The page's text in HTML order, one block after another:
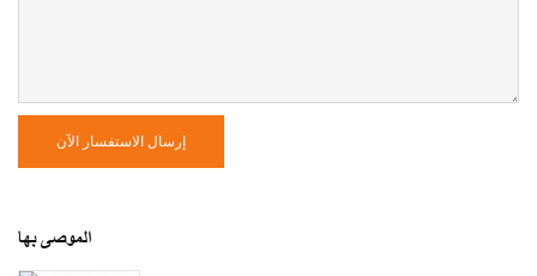
إرسال الاستفسار الآن
الموصى بها